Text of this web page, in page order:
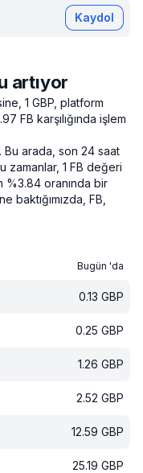
Kaydol
artıyor
1 GBP, platform
FB karşılığında işlem
Bu arada, son 24 saat
zamanlar, 1 FB değeri
%3.84 oranında bir
baktığımızda, FB,
Bugün 'da
0.13 GBP
0.25 GBP
1.26 GBP
2.52 GBP
12.59 GBP
25.19 GBP